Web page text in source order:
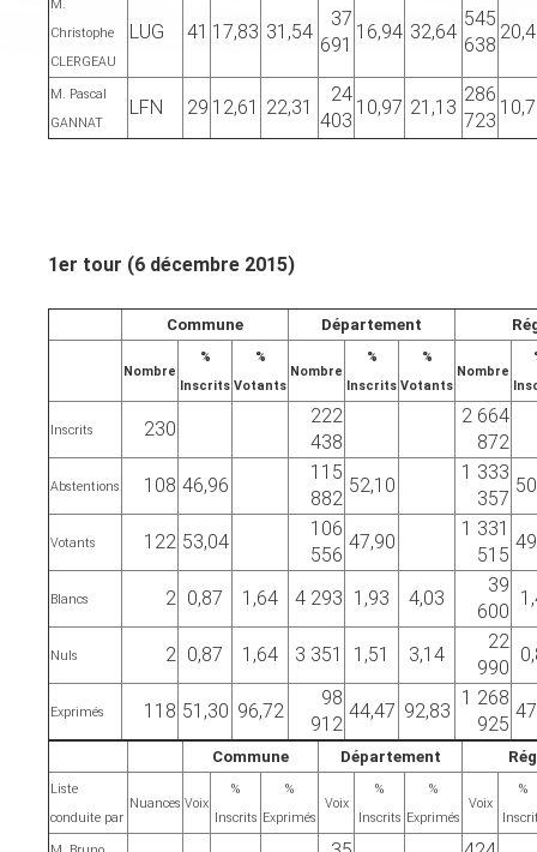
M.
Christophe
CLERGEAU
LUG 41 17,83 31,54
37
691
16,94 32,64
545
638
M. Pascal
GANNAT
LFN 29 12,61 22,31
24
403
10,97 21,13
286
723
1er tour (6 décembre 2015)
Commune Département
Nombre
%
Inscrits
%
Votants
Nombre
%
Inscrits
%
Votants
Nombre
Inscrits 230
222
438
2 664
872
Abstentions 108 46,96
115
882
52,10
1 333
357
Votants 122 53,04
106
556
47,90
1 331
515
Blancs 2 0,87 1,64 4 293 1,93 4,03
39
600
Nuls 2 0,87 1,64 3 351 1,51 3,14
22
990
Exprimés 118 51,30 96,72
98
912
44,47 92,83
1 268
925
Commune Département
Liste
conduite par
Nuances Voix
%
Inscrits
%
Exprimés
Voix
%
Inscrits
%
Exprimés
Voix
%